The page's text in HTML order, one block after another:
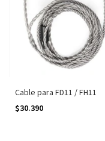
Cable para FD11 / FH11
$30.390